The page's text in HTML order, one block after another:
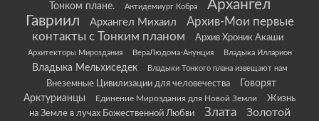
Тонком плане.
Антидемиург Кобра
Архангел
Гавриил
Архангел Михаил
Архив-Мои первые
контакты с Тонким планом
Архив Хроник Акаши
Архитекторы Мироздания ВераЛюдома-Анунция Владыка Илларион
Владыка Мельхиседек Владыки Тонкого плана извещают нам
Внеземные Цивилизации для человечества
Говорят
Арктурианцы
Единение Мироздания для Новой Земли
Жизнь
на Земле в лучах Божественной Любви
Злата
Золотой